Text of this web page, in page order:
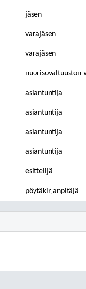
jäsen
varajäsen
varajäsen
nuorisovaltuuston
asiantuntija
asiantuntija
asiantuntija
asiantuntija
esittelijä
pöytäkirjanpitäjä